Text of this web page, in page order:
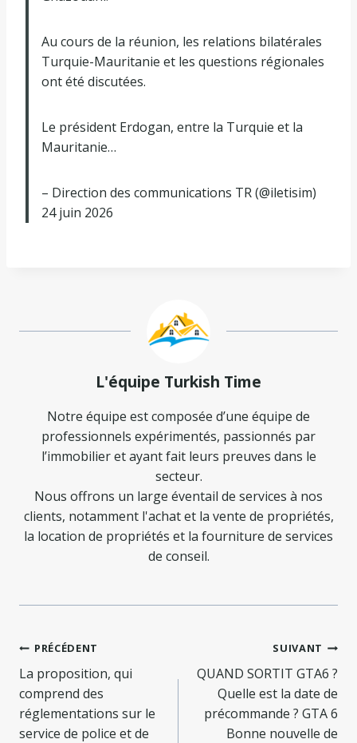
Au cours de la réunion, les relations bilatérales
Turquie-Mauritanie et les questions régionales
ont été discutées.
Le président Erdogan, entre la Turquie et la
Mauritanie…
– Direction des communications TR (@iletisim)
24 juin 2026
L'équipe Turkish Time
Notre équipe est composée d’une équipe de
professionnels expérimentés, passionnés par
l’immobilier et ayant fait leurs preuves dans le
secteur.
Nous offrons un large éventail de services à nos
clients, notamment l'achat et la vente de propriétés,
la location de propriétés et la fourniture de services
de conseil.
Navigation
de
l’article
PRÉCÉDENT
La proposition, qui
comprend des
réglementations sur le
service de police et de
SUIVANT
QUAND SORTIT GTA6 ?
Quelle est la date de
précommande ? GTA 6
Bonne nouvelle de